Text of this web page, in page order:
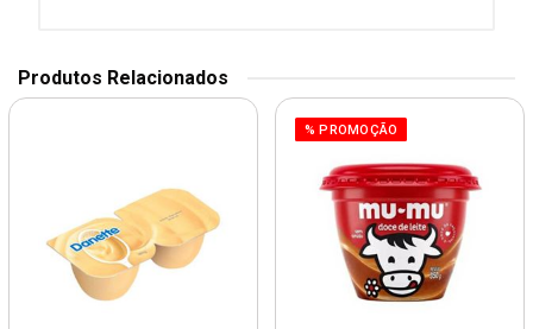
Produtos Relacionados
% PROMOÇÃO